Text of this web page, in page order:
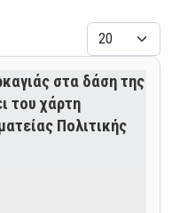
στα δάση της
του χάρτη
Πολιτικής